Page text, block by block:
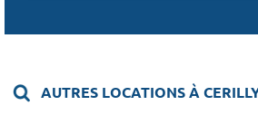
AUTRES LOCATIONS À